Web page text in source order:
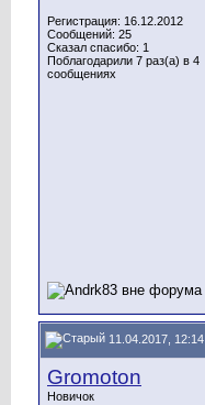
Регистрация: 16.12.2012
Сообщений: 25
Сказал спасибо: 1
Поблагодарили 7 раз(а) в 4
сообщениях
11.04.2017, 12:14
Gromoton
Новичок